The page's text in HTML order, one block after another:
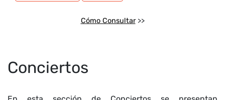
Cómo Consultar>>
Conciertos